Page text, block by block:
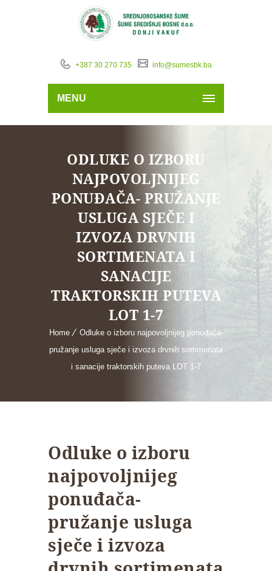
+387 30 270 735 info@sumesbk.ba
MENU
ODLUKE O IZBORU
NAJPOVOLJNIJEG
PONUĐAČA- PRUŽANJE
USLUGA SJEČE I
IZVOZA DRVNIH
SORTIMENATA I
SANACIJE
TRAKTORSKIH PUTEVA
LOT 1-7
Home
Odluke o izboru najpovoljnijeg ponuđača-
pružanje usluga sječe i izvoza drvnih sortimenata
i sanacije traktorskih puteva LOT 1-7
Odluke o izboru
najpovoljnijeg
ponuđača-
pružanje usluga
sječe i izvoza